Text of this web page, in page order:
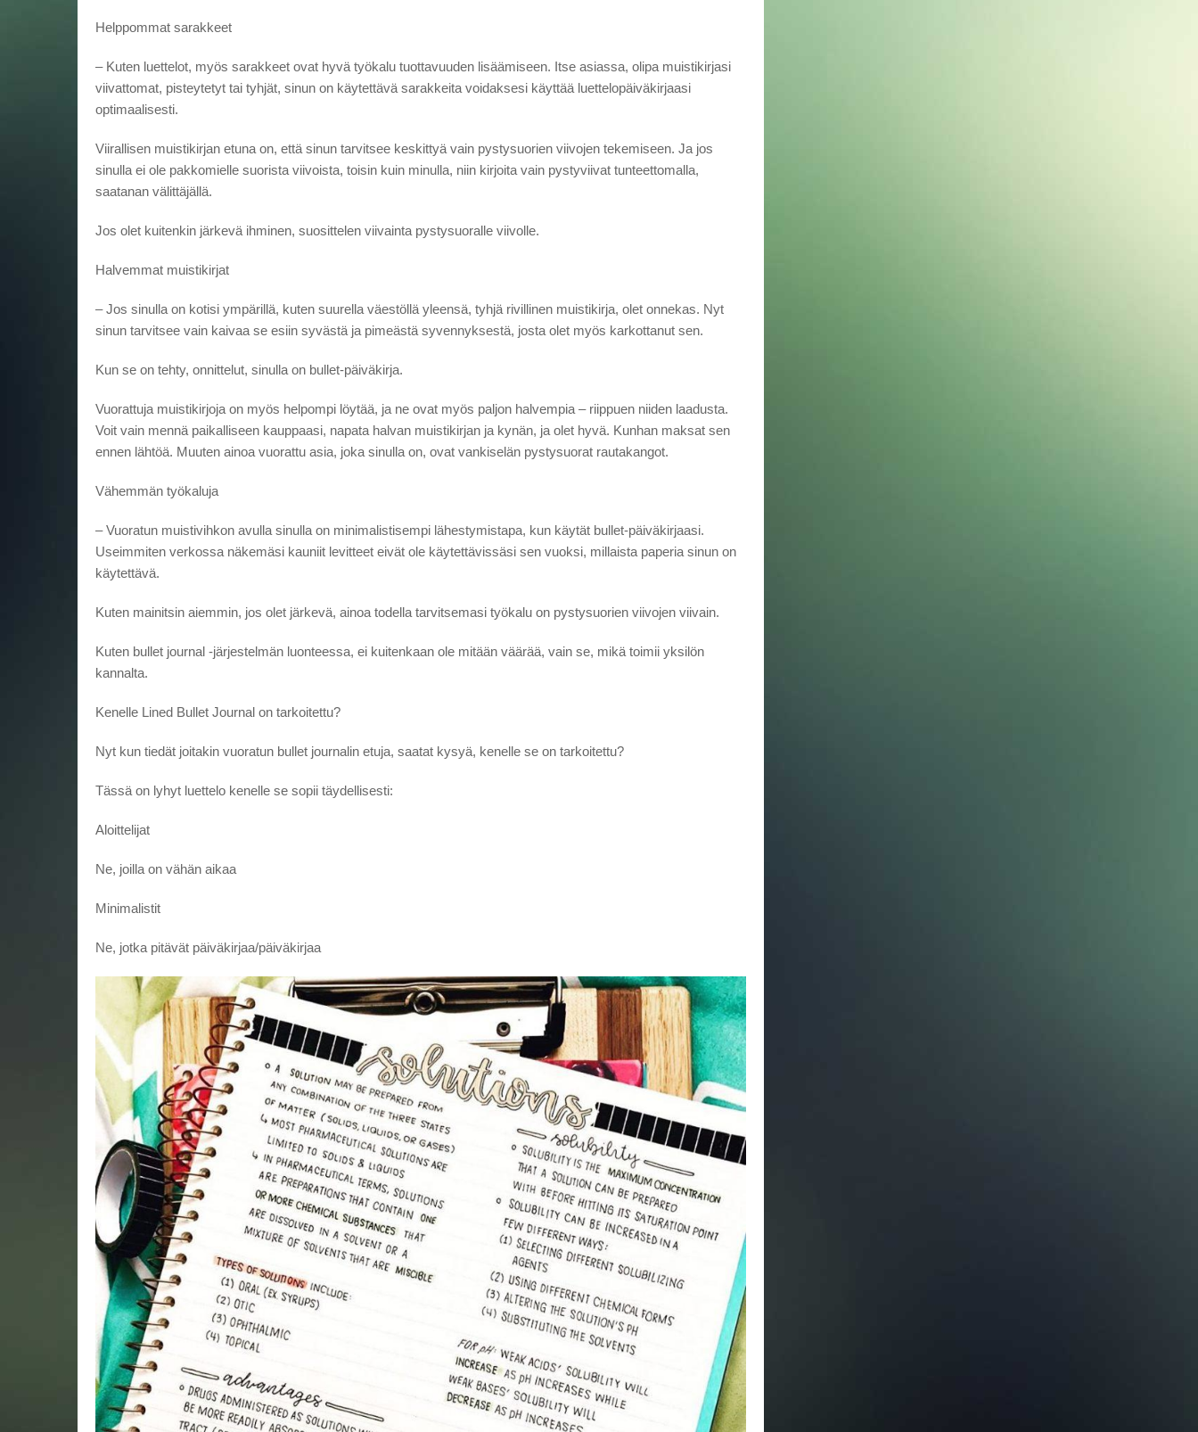
Helppommat sarakkeet
– Kuten luettelot, myös sarakkeet ovat hyvä työkalu tuottavuuden lisäämiseen. Itse asiassa, olipa muistikirjasi
viivattomat, pisteytetyt tai tyhjät, sinun on käytettävä sarakkeita voidaksesi käyttää luettelopäiväkirjaasi
optimaalisesti.
Viirallisen muistikirjan etuna on, että sinun tarvitsee keskittyä vain pystysuorien viivojen tekemiseen. Ja jos
sinulla ei ole pakkomielle suorista viivoista, toisin kuin minulla, niin kirjoita vain pystyviivat tunteettomalla,
saatanan välittäjällä.
Jos olet kuitenkin järkevä ihminen, suosittelen viivainta pystysuoralle viivolle.
Halvemmat muistikirjat
– Jos sinulla on kotisi ympärillä, kuten suurella väestöllä yleensä, tyhjä rivillinen muistikirja, olet onnekas. Nyt
sinun tarvitsee vain kaivaa se esiin syvästä ja pimeästä syvennyksestä, josta olet myös karkottanut sen.
Kun se on tehty, onnittelut, sinulla on bullet-päiväkirja.
Vuorattuja muistikirjoja on myös helpompi löytää, ja ne ovat myös paljon halvempia – riippuen niiden laadusta.
Voit vain mennä paikalliseen kauppaasi, napata halvan muistikirjan ja kynän, ja olet hyvä. Kunhan maksat sen
ennen lähtöä. Muuten ainoa vuorattu asia, joka sinulla on, ovat vankiselän pystysuorat rautakangot.
Vähemmän työkaluja
– Vuoratun muistivihkon avulla sinulla on minimalistisempi lähestymistapa, kun käytät bullet-päiväkirjaasi.
Useimmiten verkossa näkemäsi kauniit levitteet eivät ole käytettävissäsi sen vuoksi, millaista paperia sinun on
käytettävä.
Kuten mainitsin aiemmin, jos olet järkevä, ainoa todella tarvitsemasi työkalu on pystysuorien viivojen viivain.
Kuten bullet journal -järjestelmän luonteessa, ei kuitenkaan ole mitään väärää, vain se, mikä toimii yksilön
kannalta.
Kenelle Lined Bullet Journal on tarkoitettu?
Nyt kun tiedät joitakin vuoratun bullet journalin etuja, saatat kysyä, kenelle se on tarkoitettu?
Tässä on lyhyt luettelo kenelle se sopii täydellisesti:
Aloittelijat
Ne, joilla on vähän aikaa
Minimalistit
Ne, jotka pitävät päiväkirjaa/päiväkirjaa